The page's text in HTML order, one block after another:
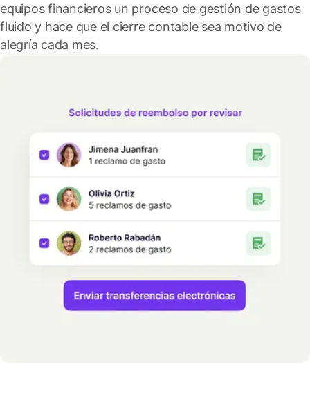
equipos financieros un proceso de gestión de gastos
fluido y hace que el cierre contable sea motivo de
alegría cada mes.